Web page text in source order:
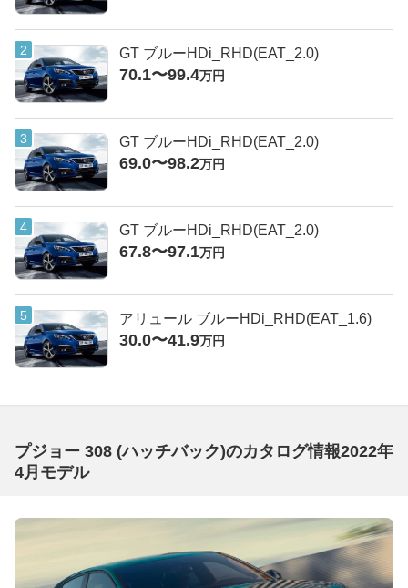
GT ブルーHDi_RHD(EAT_2.0)
70.1〜99.4万円
GT ブルーHDi_RHD(EAT_2.0)
69.0〜98.2万円
GT ブルーHDi_RHD(EAT_2.0)
67.8〜97.1万円
アリュール ブルーHDi_RHD(EAT_1.6)
30.0〜41.9万円
プジョー 308 (ハッチバック)のカタログ情報2022年
4月モデル